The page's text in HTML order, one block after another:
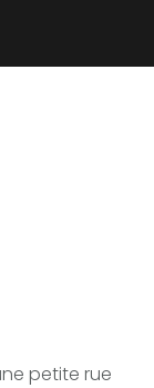
petite rue